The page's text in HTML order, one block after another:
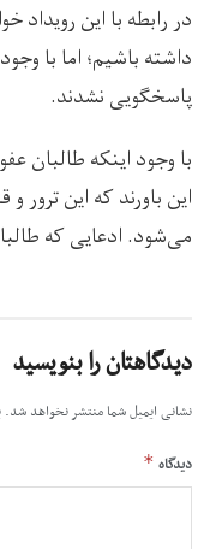
در رابطه با این رویداد
داشته باشیم؛ اما با
پاسخگویی نشدند.
با وجود اینکه طالبان
این باورند که این ترور
می‌شود. ادعایی که
دیدگاهتان را بنویسید
نشانی ایمیل شما منتشر نخواهد شد.
دیدگاه *